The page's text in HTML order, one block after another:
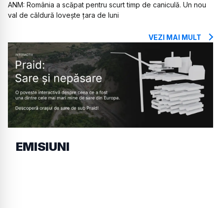
ANM: România a scăpat pentru scurt timp de caniculă. Un nou
val de căldură lovește țara de luni
VEZI MAI MULT
EMISIUNI